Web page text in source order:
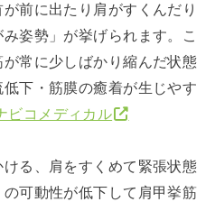
前に出たり肩がすくんだり
姿勢」が挙げられます。こ
常に少しばかり縮んだ状態
下・筋膜の癒着が生じやす
ビコメディカル
る、肩をすくめて緊張状態
可動性が低下して肩甲挙筋